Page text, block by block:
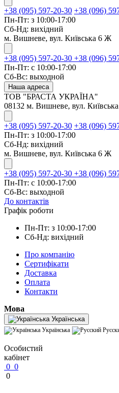
+38 (095) 597-20-30 +38 (096)
Пн-Пт: з 10:00-17:00
Сб-Нд: вихідний
м. Вишневе, вул. Київська 6 Ж
+38 (095) 597-20-30 +38 (096)
Пн-Пт: с 10:00-17:00
Сб-Вс: выходной
Наша адреса
ТОВ "БРАСТА УКРАЇНА"
08132 м. Вишневе, вул.
+38 (095) 597-20-30 +38 (096)
Пн-Пт: з 10:00-17:00
Сб-Нд: вихідний
м. Вишневе, вул. Київська 6 Ж
+38 (095) 597-20-30 +38 (096)
Пн-Пт: с 10:00-17:00
Сб-Вс: выходной
До контактів
Графік роботи
Пн-Пт: з 10:00-17:00
Сб-Нд: вихідний
Про компанію
Сертифікати
Доставка
Оплата
Контакти
Мова
Українська
Українська
Особистий
кабінет
0 0
0